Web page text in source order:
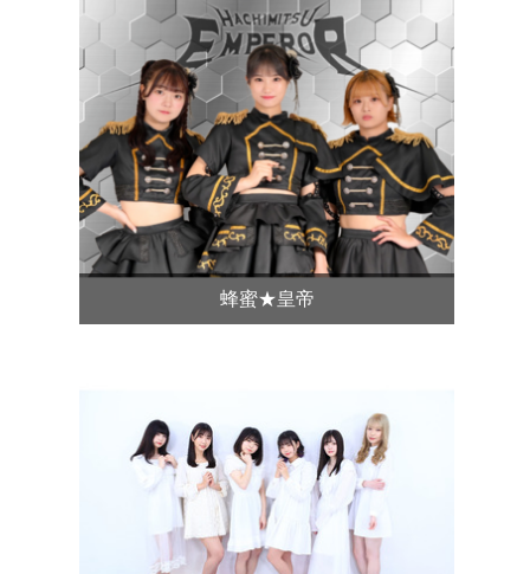
蜂蜜★皇帝